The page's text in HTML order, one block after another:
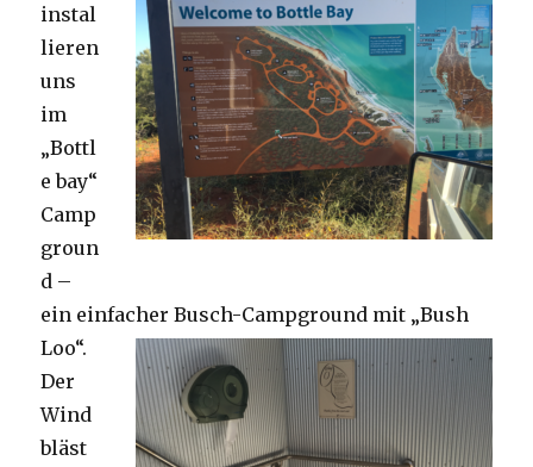
instal
lieren
uns
im
„Bottl
e bay“
Camp
groun
d –
ein einfacher Busch-Campground mit „Bush
Loo“.
Der
Wind
bläst